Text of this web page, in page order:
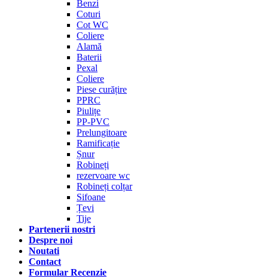
Benzi
Coturi
Cot WC
Coliere
Alamă
Baterii
Pexal
Coliere
Piese curățire
PPRC
Piulițe
PP-PVC
Prelungitoare
Ramificație
Șnur
Robineți
rezervoare wc
Robineți colțar
Sifoane
Țevi
Tije
Partenerii nostri
Despre noi
Noutati
Contact
Formular Recenzie